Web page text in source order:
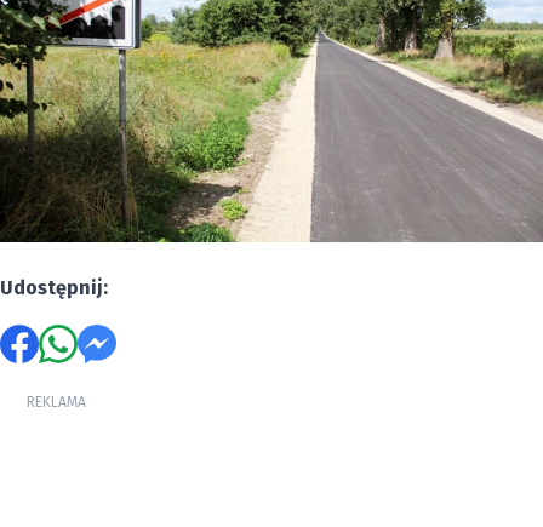
Udostępnij:
REKLAMA